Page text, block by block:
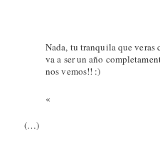
Nada, tu tranquila que
va a ser un año
nos vemos!! :)
«
(…)